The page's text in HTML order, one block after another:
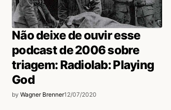
Não deixe de ouvir esse
podcast de 2006 sobre
triagem: Radiolab: Playing
God
by Wagner Brenner12/07/2020